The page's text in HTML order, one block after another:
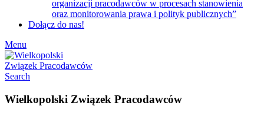
organizacji pracodawców w procesach stanowienia
oraz monitorowania prawa i polityk publicznych”
Dołącz do nas!
Menu
Search
Wielkopolski Związek Pracodawców